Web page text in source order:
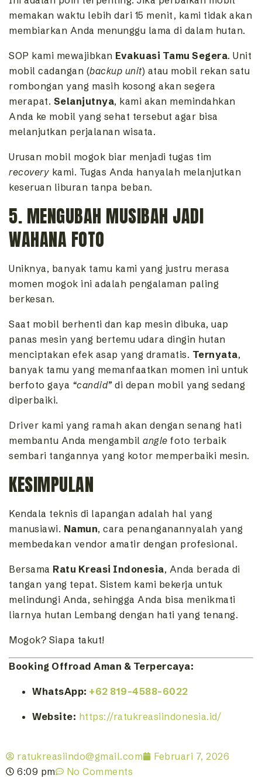
memakan waktu lebih dari 15 menit, kami tidak akan
membiarkan Anda menunggu lama di dalam hutan.
SOP kami mewajibkan Evakuasi Tamu Segera. Unit
mobil cadangan (backup unit) atau mobil rekan satu
rombongan yang masih kosong akan segera
merapat. Selanjutnya, kami akan memindahkan
Anda ke mobil yang sehat tersebut agar bisa
melanjutkan perjalanan wisata.
Urusan mobil mogok biar menjadi tugas tim
recovery kami. Tugas Anda hanyalah melanjutkan
keseruan liburan tanpa beban.
5. MENGUBAH MUSIBAH JADI
WAHANA FOTO
Uniknya, banyak tamu kami yang justru merasa
momen mogok ini adalah pengalaman paling
berkesan.
Saat mobil berhenti dan kap mesin dibuka, uap
panas mesin yang bertemu udara dingin hutan
menciptakan efek asap yang dramatis. Ternyata,
banyak tamu yang memanfaatkan momen ini untuk
berfoto gaya “candid”di depan mobil yang sedang
diperbaiki.
Driver kami yang ramah akan dengan senang hati
membantu Anda mengambil angle foto terbaik
sembari tangannya yang kotor memperbaiki mesin.
KESIMPULAN
Kendala teknis di lapangan adalah hal yang
manusiawi. Namun, cara penanganannyalah yang
membedakan vendor amatir dengan profesional.
Bersama Ratu Kreasi Indonesia, Anda berada di
tangan yang tepat. Sistem kami bekerja untuk
melindungi Anda, sehingga Anda bisa menikmati
liarnya hutan Lembang dengan hati yang tenang.
Mogok? Siapa takut!
Booking Offroad Aman & Terpercaya:
WhatsApp: +62 819-4588-6022
Website: https://ratukreasiindonesia.id/
ratukreasiindo@gmail.com
Februari 7, 2026
6:09 pm
No Comments